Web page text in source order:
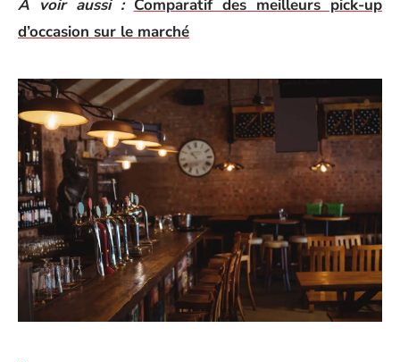
A voir aussi : Comparatif des meilleurs pick-up
d’occasion sur le marché